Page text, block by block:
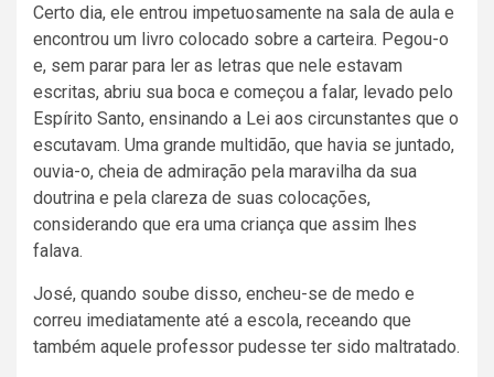
Certo dia, ele entrou impetuosamente na sala de aula e
encontrou um livro colocado sobre a carteira. Pegou-o
e, sem parar para ler as letras que nele estavam
escritas, abriu sua boca e começou a falar, levado pelo
Espírito Santo, ensinando a Lei aos circunstantes que o
escutavam. Uma grande multidão, que havia se juntado,
ouvia-o, cheia de admiração pela maravilha da sua
doutrina e pela clareza de suas colocações,
considerando que era uma criança que assim lhes
falava.
José, quando soube disso, encheu-se de medo e
correu imediatamente até a escola, receando que
também aquele professor pudesse ter sido maltratado.